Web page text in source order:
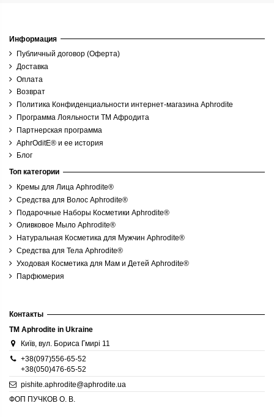
Информация
Публичный договор (Оферта)
Доставка
Оплата
Возврат
Политика Конфиденциальности интернет-магазина Aphrodite
Программа Лояльности ТМ Афродита
Партнерская программа
AphrOditE® и ее история
Блог
Топ категории
Кремы для Лица Aphrodite®
Средства для Волос Aphrodite®
Подарочные Наборы Косметики Aphrodite®
Оливковое Мыло Aphrodite®
Натуральная Косметика для Мужчин Aphrodite®
Средства для Тела Aphrodite®
Уходовая Косметика для Мам и Детей Aphrodite®
Парфюмерия
Контакты
TM Aphrodite in Ukraine
Київ, вул. Бориса Гмирі 11
+38(097)556-65-52
+38(050)476-65-52
pishite.aphrodite@aphrodite.ua
ФОП ПУЧКОВ О. В.